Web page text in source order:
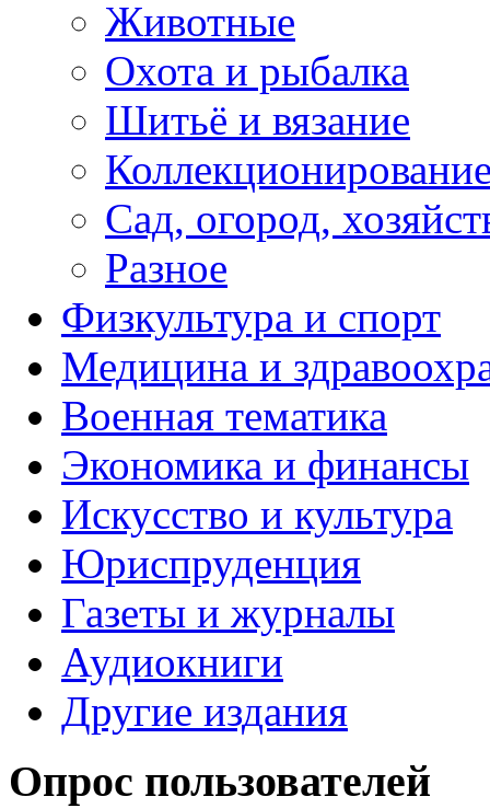
Животные
Охота и рыбалка
Шитьё и вязание
Сад, огород,
Разное
Физкультура и спорт
Медицина и
Военная тематика
Экономика и финансы
Искусство и культура
Юриспруденция
Газеты и журналы
Аудиокниги
Другие издания
Опрос пользователей